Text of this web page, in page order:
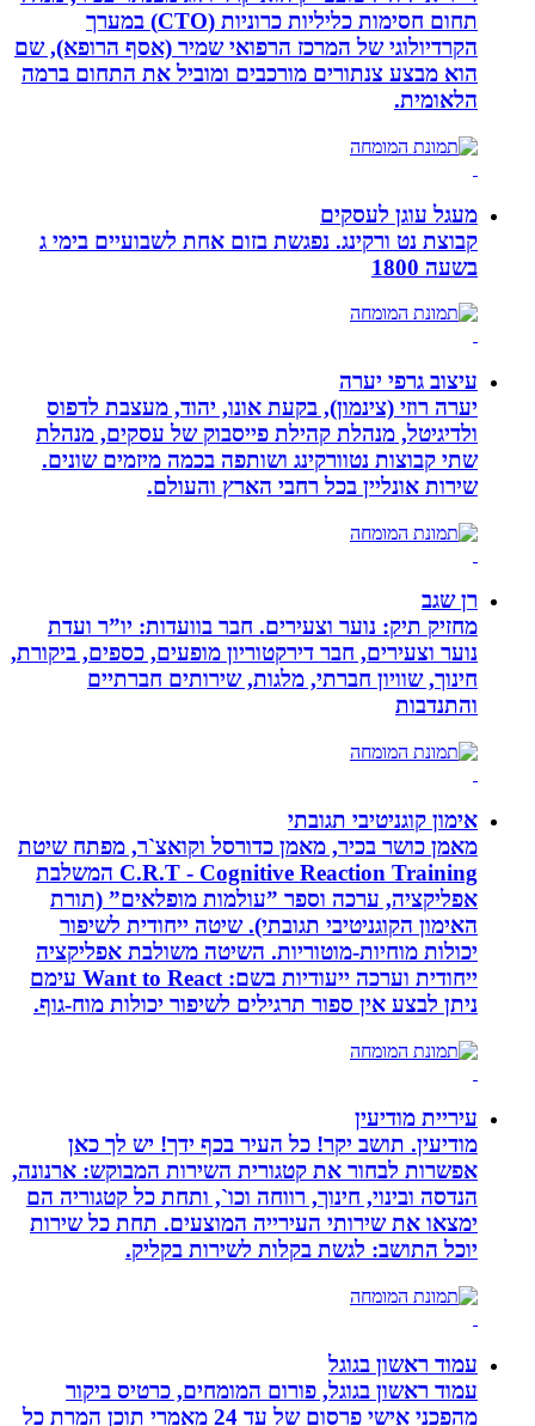
תחום חסימות כליליות כרוניות (CTO) במערך
הקרדיולוגי של המרכז הרפואי שמיר (אסף הרופא), שם
הוא מבצע צנתורים מורכבים ומוביל את התחום ברמה
הלאומית.
מעגל עוגן לעסקים
קבוצת נט ורקינג. נפגשת בזום אחת לשבועיים בימי ג
בשעה 1800
עיצוב גרפי יערה
יערה רוזי (צינמון), בקעת אונו, יהוד, מעצבת לדפוס
ולדיגיטל, מנהלת קהילת פייסבוק של עסקים, מנהלת
שתי קבוצות נטוורקינג ושותפה בכמה מיזמים שונים.
שירות אונליין בכל רחבי הארץ והעולם.
רן שגב
מחזיק תיק: נוער וצעירים. חבר בוועדות: יו”ר ועדת
נוער וצעירים, חבר דירקטוריון מופעים, כספים, ביקורת,
חינוך, שוויון חברתי, מלגות, שירותים חברתיים
והתנדבות
אימון קוגניטיבי תגובתי
מאמן כושר בכיר, מאמן כדורסל וקואצ`ר, מפתח שיטת
C.R.T - Cognitive Reaction Training המשלבת
אפליקציה, ערכה וספר ”עולמות מופלאים” (תורת
האימון הקוגניטיבי תגובתי). שיטה ייחודית לשיפור
יכולות מוחיות-מוטוריות. השיטה משולבת אפליקציה
ייחודית וערכה ייעודיות בשם: Want to React עימם
ניתן לבצע אין ספור תרגילים לשיפור יכולות מוח-גוף.
עיריית מודיעין
מודיעין. תושב יקר! כל העיר בכף ידך! יש לך כאן
אפשרות לבחור את קטגורית השירות המבוקש: ארנונה,
הנדסה ובינוי, חינוך, רווחה וכו`, ותחת כל קטגוריה הם
ימצאו את שירותי העירייה המוצעים. תחת כל שירות
יוכל התושב: לגשת בקלות לשירות בקליק.
עמוד ראשון בגוגל
עמוד ראשון בגוגל, פורום המומחים, כרטיס ביקור
מהפכני אישי פרסום של עד 24 מאמרי תוכן המרת כל